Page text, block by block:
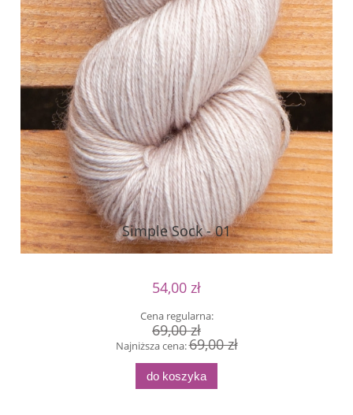
Simple Sock - 01
54,00 zł
Cena regularna:
69,00 zł
Najniższa cena:69,00 zł
do koszyka